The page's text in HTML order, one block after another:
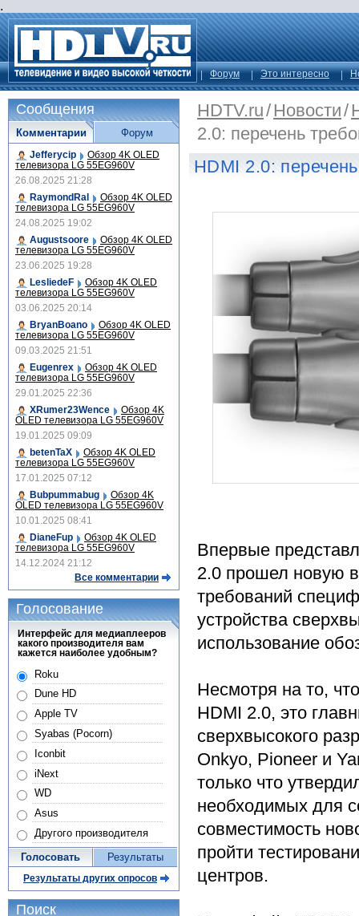
.
Форум Это интересно
HDTV.ru/Новости/
2.0: перечень
HDMI 2.0:
Впервые
2.0 прошел новую
требований
устройства
использование
Несмотря на то,
HDMI 2.0, это
сверхвысокого
Onkyo, Pioneer и
только что
необходимых для
совместимость
пройти
центров.
Сообщения
Комментарии
Jefferycip Обзор 4K OLED
телевизора LG 55EG960V
26.08.2025 21:28
RaymondRal
Обзор 4K OLED
телевизора LG 55EG960V
24.08.2025 19:02
Augustsoore
Обзор 4K OLED
телевизора LG 55EG960V
23.06.2025 19:28
LesliedeF
Обзор 4K OLED
телевизора LG 55EG960V
03.06.2025 20:14
BryanBoano
Обзор 4K OLED
телевизора LG 55EG960V
09.03.2025 21:51
Eugenrex
Обзор 4K OLED
телевизора LG 55EG960V
29.01.2025 22:36
XRumer23Wence
Обзор 4K
OLED телевизора LG 55EG960V
19.01.2025 09:09
betenTaX
Обзор 4K OLED
телевизора LG 55EG960V
17.01.2025 07:12
Bubpummabug
Обзор 4K
OLED телевизора LG 55EG960V
10.01.2025 08:41
DianeFup
Обзор 4K OLED
телевизора LG 55EG960V
14.12.2024 21:12
Все комментарии
Форум
Голосование
Интерфейс для медиаплееров
какого производителя вам
кажется наиболее удобным?
Roku
Dune HD
Apple TV
Syabas (Pocorn)
Iconbit
iNext
WD
Asus
Другого производителя
Голосовать Результаты
Результаты других опросов
Поиск